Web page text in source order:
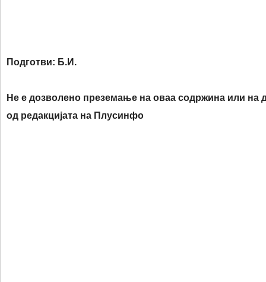
Подготви: Б.И.
Не е дозволено преземање на оваа содржина или на
од редакцијата на Плусинфо